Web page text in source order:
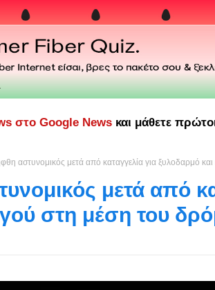
στο Google News και μάθετε
αστυνομικός μετά από καταγγελία για ξυλοδαρμό
μετά από
στη μέση του